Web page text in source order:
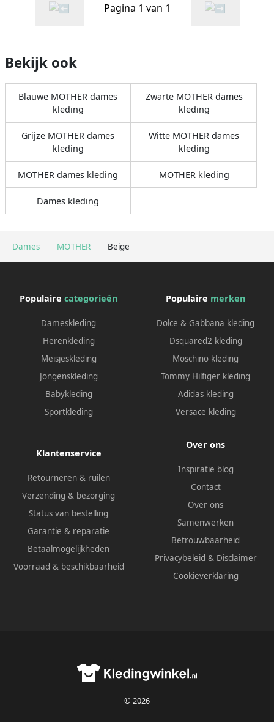
Dames MOTHER Beige
Pagina 1 van 1
Bekijk ook
Blauwe MOTHER dames
kleding
Zwarte MOTHER dames
kleding
Grijze MOTHER dames
kleding
Witte MOTHER dames
kleding
MOTHER dames kleding MOTHER kleding
Dames kleding
Populaire categorieën
Dameskleding
Herenkleding
Meisjeskleding
Jongenskleding
Babykleding
Sportkleding
Populaire merken
Dolce & Gabbana kleding
Dsquared2 kleding
Moschino kleding
Tommy Hilfiger kleding
Adidas kleding
Versace kleding
Klantenservice
Retourneren & ruilen
Verzending & bezorging
Status van bestelling
Garantie & reparatie
Betaalmogelijkheden
Voorraad & beschikbaarheid
Over ons
Inspiratie blog
Contact
Over ons
Samenwerken
Betrouwbaarheid
Privacybeleid & Disclaimer
Cookieverklaring
© 2026